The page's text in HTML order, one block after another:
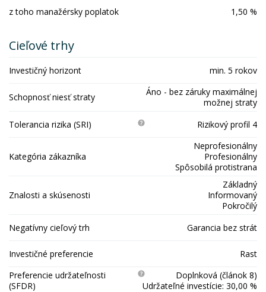
z toho manažérsky poplatok 1,50 %
Cieľové trhy
Investičný horizont min. 5 rokov
Schopnosť niesť straty
Áno - bez záruky maximálnej
možnej straty
Tolerancia rizika (SRI)
Rizikový profil 4
Kategória zákazníka
Neprofesionálny
Profesionálny
Spôsobilá protistrana
Znalosti a skúsenosti
Základný
Informovaný
Pokročilý
Negatívny cieľový trh
Garancia bez strát
Investičné preferencie
Rast
Preferencie udržateľnosti
(SFDR)
Doplnková (článok 8)
Udržateľné investície: 30,00 %